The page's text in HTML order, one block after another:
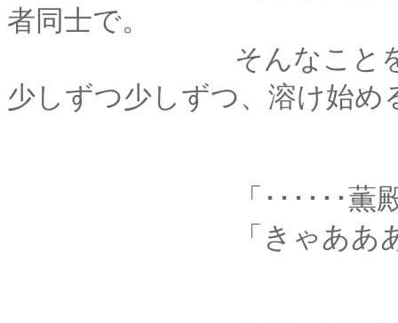
者同士で。
そんなことを考え始
少しずつ少しずつ、溶け始め
「･･････薫殿
「きゃあああ